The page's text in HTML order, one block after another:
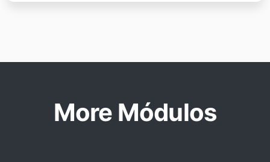
More Módulos